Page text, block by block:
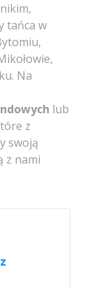
tańca w
Na
lub
z
swoją
z nami